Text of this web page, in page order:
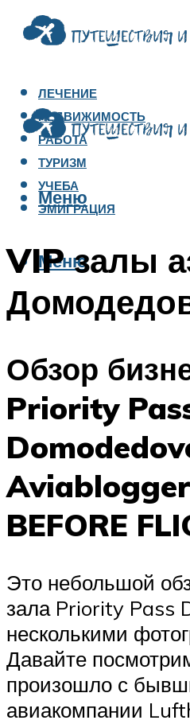
ЛЕЧЕНИЕ
НЕДВИЖИМОСТЬ
РАБОТА
ТУРИЗМ
УЧЕБА
ЭМИГРАЦИЯ
Меню
Меню
VIP залы
Обзор
Priority
BEFORE
Это небольшой
зала Priority Pass
несколькими
Давайте
произошло с
авиакомпании